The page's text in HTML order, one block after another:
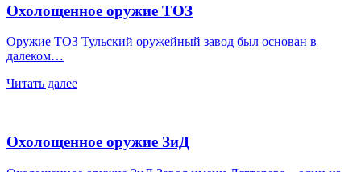
Охолощенное оружие ТОЗ
Оружие ТОЗ Тульский оружейный завод был основан в
далеком…
Читать далее
Охолощенное оружие ЗиД